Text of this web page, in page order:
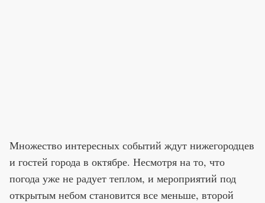
Множество интересных событий ждут нижегородцев
и гостей города в октябре. Несмотря на то, что
погода уже не радует теплом, и мероприятий под
открытым небом становится все меньше, второй